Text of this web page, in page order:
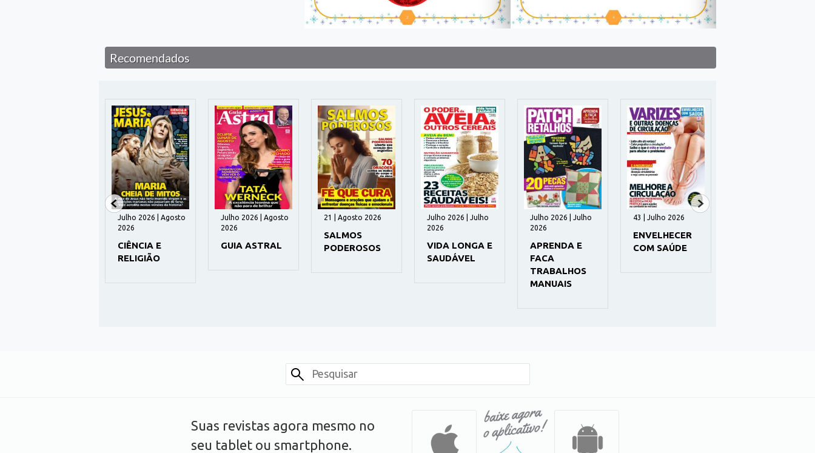
Recomendados
Julho 2026 | Agosto
2026
CIÊNCIA E
RELIGIÃO
Julho 2026 | Agosto
2026
GUIA ASTRAL
21 | Agosto 2026
SALMOS
PODEROSOS
Julho 2026 | Julho
2026
VIDA LONGA E
SAUDÁVEL
Julho 2026 | Julho
2026
APRENDA E
FACA
TRABALHOS
MANUAIS
43 | Julho 2026
ENVELHECER
COM SAÚDE
Suas revistas agora mesmo no
seu tablet ou smartphone.